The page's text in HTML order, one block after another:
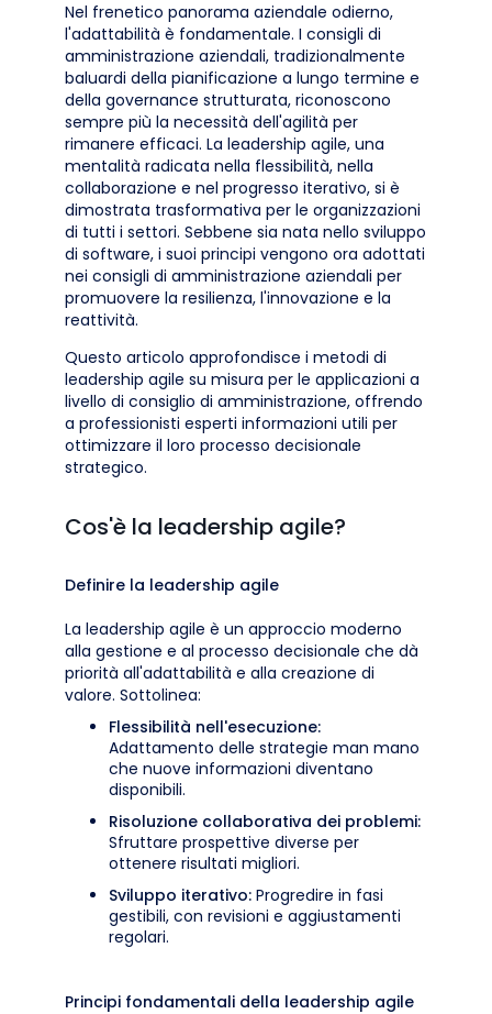
Nel frenetico panorama aziendale odierno,
l'adattabilità è fondamentale. I consigli di
amministrazione aziendali, tradizionalmente
baluardi della pianificazione a lungo termine e
della governance strutturata, riconoscono
sempre più la necessità dell'agilità per
rimanere efficaci. La leadership agile, una
mentalità radicata nella flessibilità, nella
collaborazione e nel progresso iterativo, si è
dimostrata trasformativa per le organizzazioni
di tutti i settori. Sebbene sia nata nello sviluppo
di software, i suoi principi vengono ora adottati
nei consigli di amministrazione aziendali per
promuovere la resilienza, l'innovazione e la
reattività.
Questo articolo approfondisce i metodi di
leadership agile su misura per le applicazioni a
livello di consiglio di amministrazione, offrendo
a professionisti esperti informazioni utili per
ottimizzare il loro processo decisionale
strategico.
Cos'è la leadership agile?
Definire la leadership agile
La leadership agile è un approccio moderno
alla gestione e al processo decisionale che dà
priorità all'adattabilità e alla creazione di
valore. Sottolinea:
Flessibilità nell'esecuzione:
Adattamento delle strategie man mano
che nuove informazioni diventano
disponibili.
Risoluzione collaborativa dei problemi:
Sfruttare prospettive diverse per
ottenere risultati migliori.
Sviluppo iterativo: Progredire in fasi
gestibili, con revisioni e aggiustamenti
regolari.
Principi fondamentali della leadership agile